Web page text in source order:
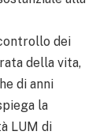
dei
della vita,
di anni
la
LUM di